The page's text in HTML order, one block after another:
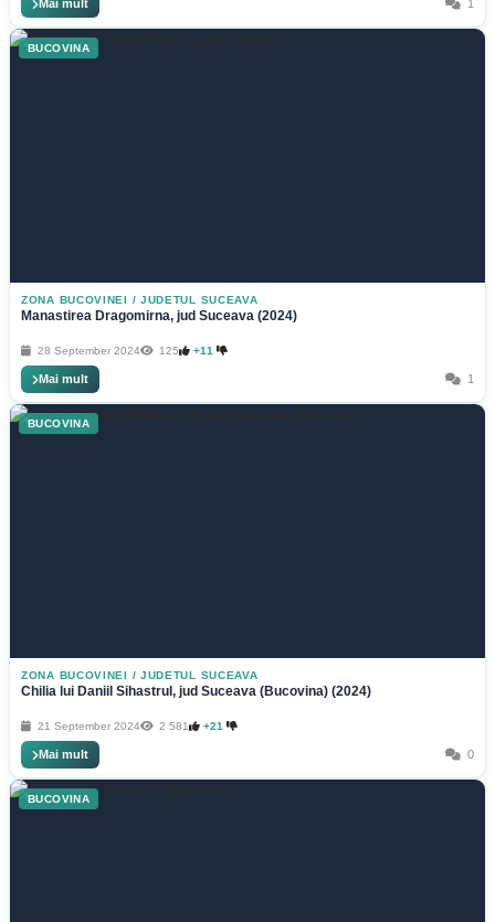
Mai mult 1
BUCOVINA
ZONA BUCOVINEI / JUDETUL SUCEAVA
Manastirea Dragomirna, jud Suceava (2024)
28 September 2024 125 +11
Mai mult 1
BUCOVINA
ZONA BUCOVINEI / JUDETUL SUCEAVA
Chilia lui Daniil Sihastrul, jud Suceava (Bucovina) (2024)
21 September 2024 2 581 +21
Mai mult 0
BUCOVINA